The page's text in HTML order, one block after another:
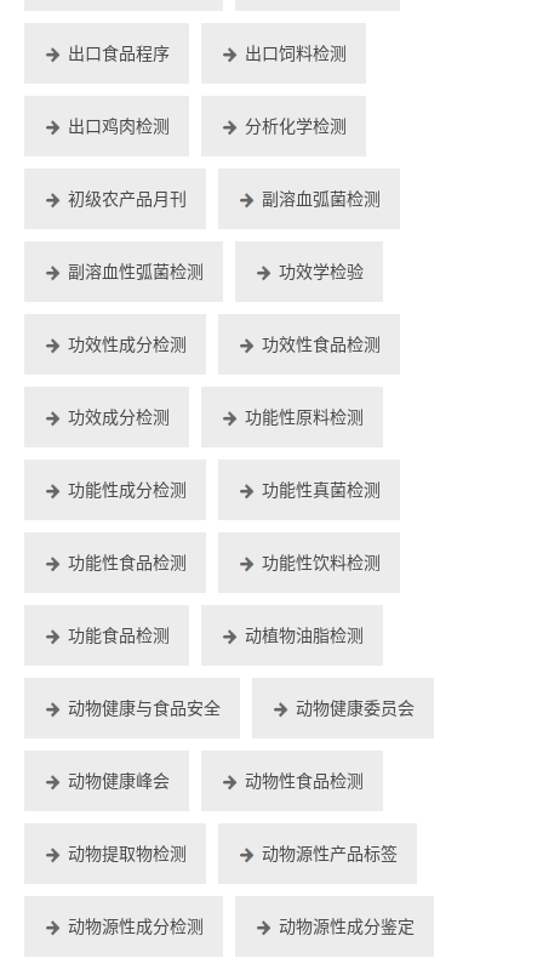
出口食品程序 出口饲料检测
出口鸡肉检测 分析化学检测
初级农产品月刊 副溶血弧菌检测
副溶血性弧菌检测 功效学检验
功效性成分检测 功效性食品检测
功效成分检测 功能性原料检测
功能性成分检测 功能性真菌检测
功能性食品检测 功能性饮料检测
功能食品检测 动植物油脂检测
动物健康与食品安全 动物健康委员会
动物健康峰会 动物性食品检测
动物提取物检测 动物源性产品标签
动物源性成分检测 动物源性成分鉴定